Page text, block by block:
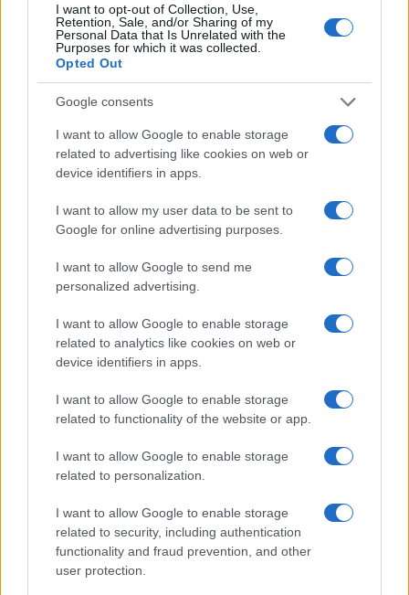
I want to opt-out of Collection, Use,
Retention, Sale, and/or Sharing of my
Personal Data that Is Unrelated with the
Purposes for which it was collected.
Opted Out
Google consents
I want to allow Google to enable storage
related to advertising like cookies on web or
device identifiers in apps.
I want to allow my user data to be sent to
Google for online advertising purposes.
I want to allow Google to send me
personalized advertising.
I want to allow Google to enable storage
related to analytics like cookies on web or
device identifiers in apps.
I want to allow Google to enable storage
related to functionality of the website or app.
I want to allow Google to enable storage
related to personalization.
I want to allow Google to enable storage
related to security, including authentication
functionality and fraud prevention, and other
user protection.
Ricevi le nostre ultime news
daGoogle News
Condividi l'articolo
a
b
o
k
w
it
te
n
te
re
st
h
at
s
A
p
p
h
re
Prossimo articolo
NOTIZIE RECENTI
Ristorante distrutto dalle fiamme a La
Maddalena, incendio a Monti d’à rena
Le previsioni meteo per il weekend a Olbia e in
Gallura
Michelle Hunziker in Gallura, bella anche dal